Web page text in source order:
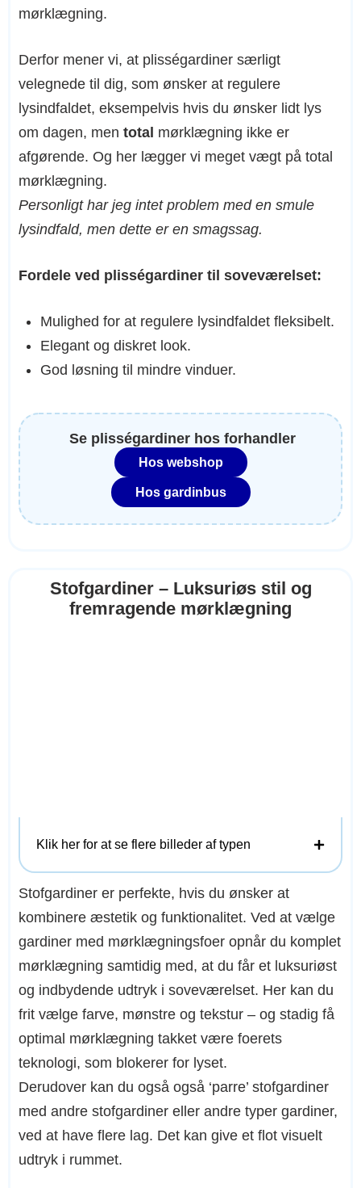
mørklægning.
Derfor mener vi, at plisségardiner særligt
velegnede til dig, som ønsker at regulere
lysindfaldet, eksempelvis hvis du ønsker lidt lys
om dagen, men total mørklægning ikke er
afgørende. Og her lægger vi meget vægt på total
mørklægning.
Personligt har jeg intet problem med en smule
lysindfald, men dette er en smagssag.
Fordele ved plisségardiner til soveværelset:
Mulighed for at regulere lysindfaldet fleksibelt.
Elegant og diskret look.
God løsning til mindre vinduer.
Se plisségardiner hos forhandler
Hos webshop
Hos gardinbus
Stofgardiner – Luksuriøs stil og
fremragende mørklægning
Klik her for at se flere billeder af typen
Stofgardiner er perfekte, hvis du ønsker at
kombinere æstetik og funktionalitet. Ved at vælge
gardiner med mørklægningsfoer opnår du komplet
mørklægning samtidig med, at du får et luksuriøst
og indbydende udtryk i soveværelset. Her kan du
frit vælge farve, mønstre og tekstur – og stadig få
optimal mørklægning takket være foerets
teknologi, som blokerer for lyset.
Derudover kan du også også ‘parre’ stofgardiner
med andre stofgardiner eller andre typer gardiner,
ved at have flere lag. Det kan give et flot visuelt
udtryk i rummet.